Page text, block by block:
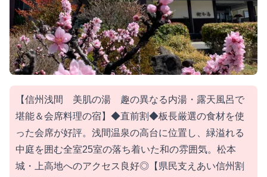
【信州浅間 美肌の湯 趣の異なる内湯・露天風呂で
堪能＆会席料理の宿】◆直前割◆板長厳選の食材を使
った会席が好評。浅間温泉の高台に位置し、緑溢れる
中庭を囲む全室25室の落ち着いた和の雰囲気。松本
城・上高地へのアクセス良好◎【県民支えあい信州割